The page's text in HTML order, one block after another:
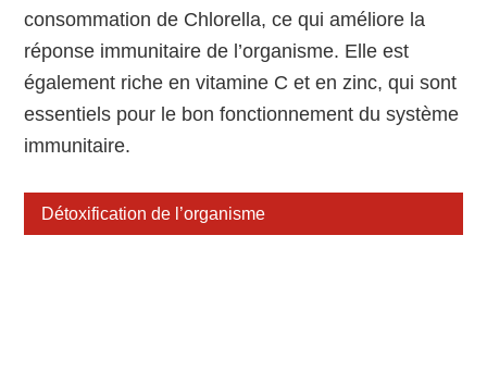
consommation de Chlorella, ce qui améliore la
réponse immunitaire de l’organisme. Elle est
également riche en vitamine C et en zinc, qui sont
essentiels pour le bon fonctionnement du système
immunitaire.
Détoxification de l’organisme